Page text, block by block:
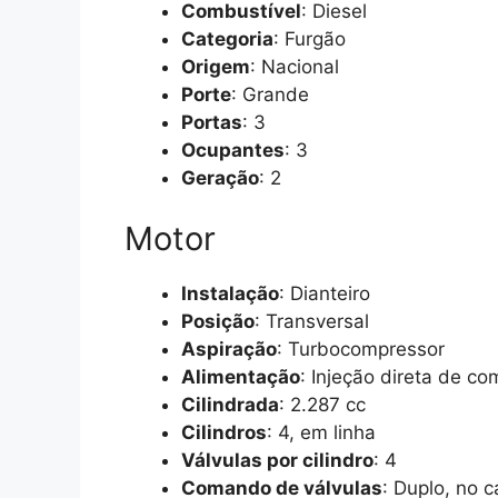
Combustível: Diesel
Categoria: Furgão
Origem: Nacional
Porte: Grande
Portas: 3
Ocupantes: 3
Geração: 2
Motor
Instalação: Dianteiro
Posição: Transversal
Aspiração: Turbocompressor
Alimentação: Injeção direta de
Cilindrada: 2.287 cc
Cilindros: 4, em linha
Válvulas por cilindro: 4
Comando de válvulas: Duplo, no